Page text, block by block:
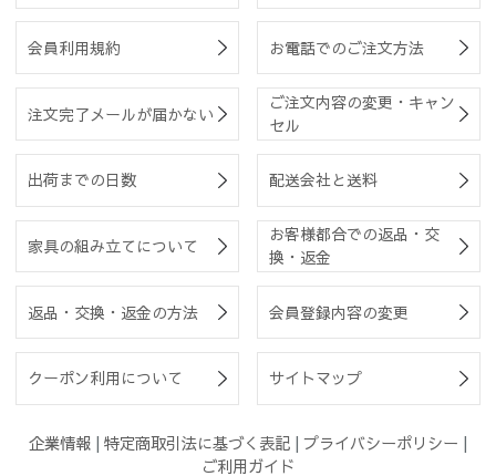
会員利用規約 お電話でのご注文方法
注文完了メールが届かない
ご注文内容の変更・キャン
セル
出荷までの日数 配送会社と送料
家具の組み立てについて
お客様都合での返品・交
換・返金
返品・交換・返金の方法 会員登録内容の変更
クーポン利用について サイトマップ
企業情報 | 特定商取引法に基づく表記 | プライバシーポリシー |
ご利用ガイド